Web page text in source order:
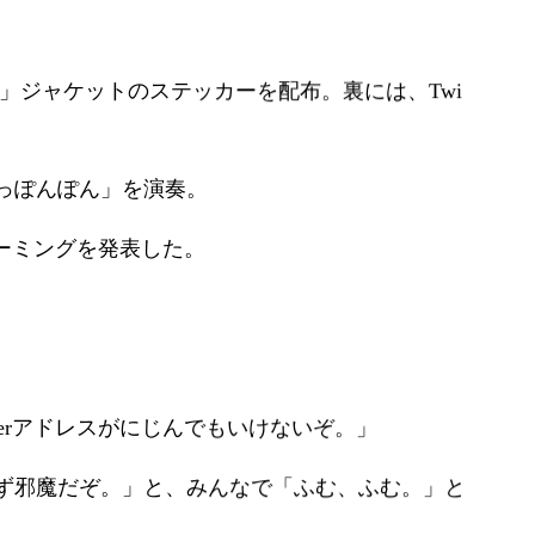
ジャケットのステッカーを配布。裏には、Twi
んぽん」を演奏。
ングを発表した。
ドレスがにじんでもいけないぞ。」
邪魔だぞ。」と、みんなで「ふむ、ふむ。」と